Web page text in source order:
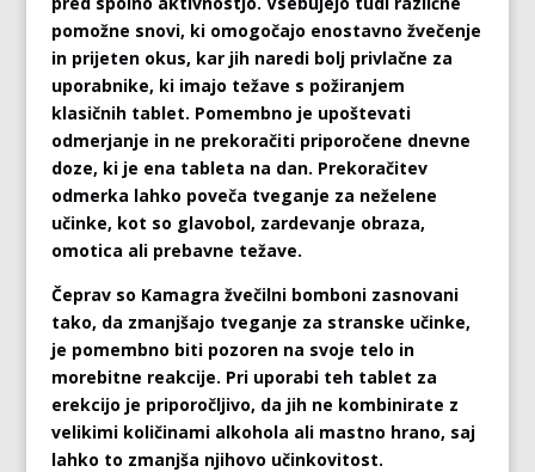
pomožne snovi, ki omogočajo enostavno žvečenje
in prijeten okus, kar jih naredi bolj privlačne za
uporabnike, ki imajo težave s požiranjem
klasičnih tablet. Pomembno je upoštevati
odmerjanje in ne prekoračiti priporočene dnevne
doze, ki je ena tableta na dan. Prekoračitev
odmerka lahko poveča tveganje za neželene
učinke, kot so glavobol, zardevanje obraza,
omotica ali prebavne težave.
Čeprav so Kamagra žvečilni bomboni zasnovani
tako, da zmanjšajo tveganje za stranske učinke,
je pomembno biti pozoren na svoje telo in
morebitne reakcije. Pri uporabi teh tablet za
erekcijo je priporočljivo, da jih ne kombinirate z
velikimi količinami alkohola ali mastno hrano, saj
lahko to zmanjša njihovo učinkovitost.